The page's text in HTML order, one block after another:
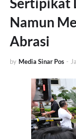
Namun
Abrasi
by Media Sinar Pos -